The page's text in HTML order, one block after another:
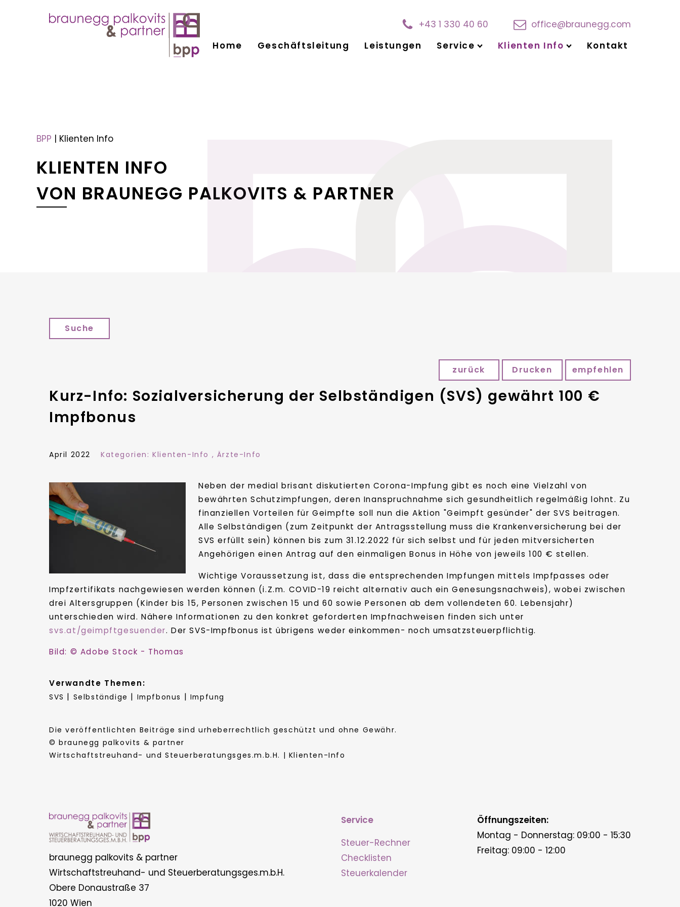
+43 1 330 40 60
office@braunegg.com
Home
Geschäftsleitung Leistungen Service Klienten Info Kontakt
BPP | Klienten Info
KLIENTEN INFO
VON BRAUNEGG PALKOVITS & PARTNER
Suche
zurück Drucken empfehlen
Kurz-Info: Sozialversicherung der Selbständigen (SVS) gewährt 100 €
Impfbonus
April 2022 Kategorien:Klienten-Info , Ärzte-Info
Neben der medial brisant diskutierten Corona-Impfung gibt es noch eine Vielzahl von
bewährten Schutzimpfungen, deren Inanspruchnahme sich gesundheitlich regelmäßig lohnt. Zu
finanziellen Vorteilen für Geimpfte soll nun die Aktion "Geimpft gesünder" der SVS beitragen.
Alle Selbständigen (zum Zeitpunkt der Antragsstellung muss die Krankenversicherung bei der
SVS erfüllt sein) können bis zum 31.12.2022 für sich selbst und für jeden mitversicherten
Angehörigen einen Antrag auf den einmaligen Bonus in Höhe von jeweils 100 € stellen.
Wichtige Voraussetzung ist, dass die entsprechenden Impfungen mittels Impfpasses oder
Impfzertifikats nachgewiesen werden können (i.Z.m. COVID-19 reicht alternativ auch ein Genesungsnachweis), wobei zwischen
drei Altersgruppen (Kinder bis 15, Personen zwischen 15 und 60 sowie Personen ab dem vollendeten 60. Lebensjahr)
unterschieden wird. Nähere Informationen zu den konkret geforderten Impfnachweisen finden sich unter
svs.at/geimpftgesuender. Der SVS-Impfbonus ist übrigens weder einkommen- noch umsatzsteuerpflichtig.
Bild: © Adobe Stock - Thomas
Verwandte Themen:
SVS | Selbständige | Impfbonus | Impfung
Die veröffentlichten Beiträge sind urheberrechtlich geschützt und ohne Gewähr.
© braunegg palkovits & partner
Wirtschaftstreuhand- und Steuerberatungsges.m.b.H. | Klienten-Info
braunegg palkovits & partner
Wirtschaftstreuhand- und Steuerberatungsges.m.b.H.
Obere Donaustraße 37
1020 Wien
Service
Steuer-Rechner
Checklisten
Steuerkalender
Öffnungszeiten:
Montag - Donnerstag: 09:00 - 15:30
Freitag: 09:00 - 12:00